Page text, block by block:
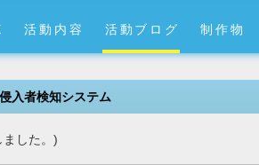
活動内容 活動ブログ 制作物
入者検知システム
した。)